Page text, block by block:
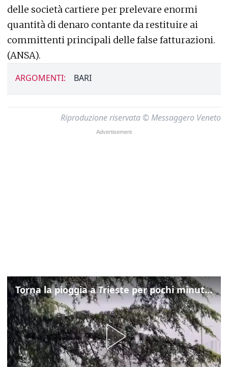
delle società cartiere per prelevare enormi
quantità di denaro contante da restituire ai
committenti principali delle false fatturazioni.
(ANSA).
ARGOMENTI: BARI
Riproduzione riservata © Messaggero Veneto
Torna la pioggia a Trieste per pochi minuti: ma il caldo non molla